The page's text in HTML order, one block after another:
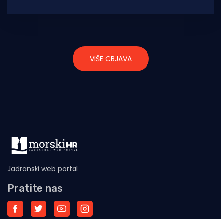
gotovo. No poželimo
VIŠE OBJAVA
Jadranski web portal
Pratite nas